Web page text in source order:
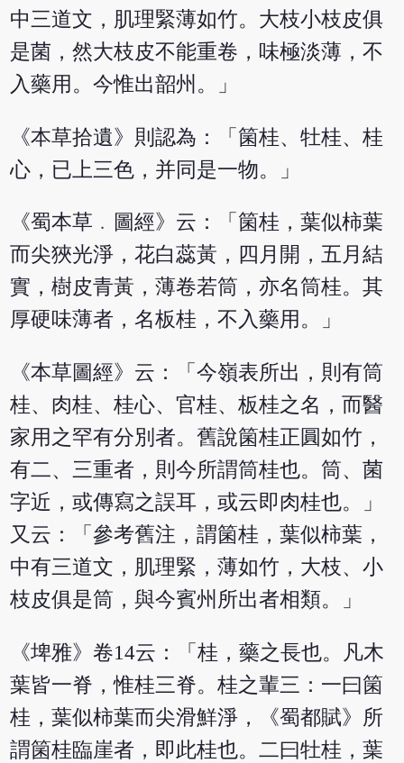
中三道文，肌理緊薄如竹。大枝小枝皮俱
是菌，然大枝皮不能重卷，味極淡薄，不
入藥用。今惟出韶州。」
《本草拾遺》則認為：「箘桂、牡桂、桂
心，已上三色，并同是一物。」
《蜀本草﹒圖經》云：「箘桂，葉似柿葉
而尖狹光淨，花白蕊黃，四月開，五月結
實，樹皮青黃，薄卷若筒，亦名筒桂。其
厚硬味薄者，名板桂，不入藥用。」
《本草圖經》云：「今嶺表所出，則有筒
桂、肉桂、桂心、官桂、板桂之名，而醫
家用之罕有分別者。舊說箘桂正圓如竹，
有二、三重者，則今所謂筒桂也。筒、菌
字近，或傳寫之誤耳，或云即肉桂也。」
又云：「參考舊注，謂箘桂，葉似柿葉，
中有三道文，肌理緊，薄如竹，大枝、小
枝皮俱是筒，與今賓州所出者相類。」
《埤雅》卷14云：「桂，藥之長也。凡木
葉皆一脊，惟桂三脊。桂之輩三：一曰箘
桂，葉似柿葉而尖滑鮮淨，《蜀都賦》所
謂箘桂臨崖者，即此桂也。二曰牡桂，葉